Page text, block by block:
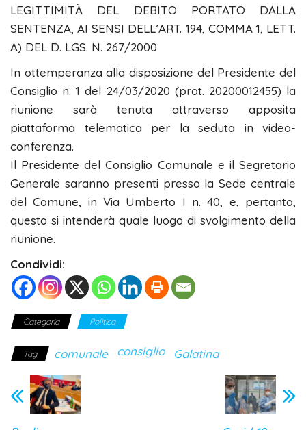
LEGITTIMITÀ DEL DEBITO PORTATO DALLA
SENTENZA, AI SENSI DELL’ART. 194, COMMA 1, LETT.
A) DEL D. LGS. N. 267/2000
In ottemperanza alla disposizione del Presidente del
Consiglio n. 1 del 24/03/2020 (prot. 20200012455) la
riunione sarà tenuta attraverso apposita
piattaforma telematica per la seduta in video-
conferenza.
Il Presidente del Consiglio Comunale e il Segretario
Generale saranno presenti presso la Sede centrale
del Comune, in Via Umberto I n. 40, e, pertanto,
questo si intenderà quale luogo di svolgimento della
riunione.
Condividi:
Categoria Politica
Tag comunale consiglio Galatina